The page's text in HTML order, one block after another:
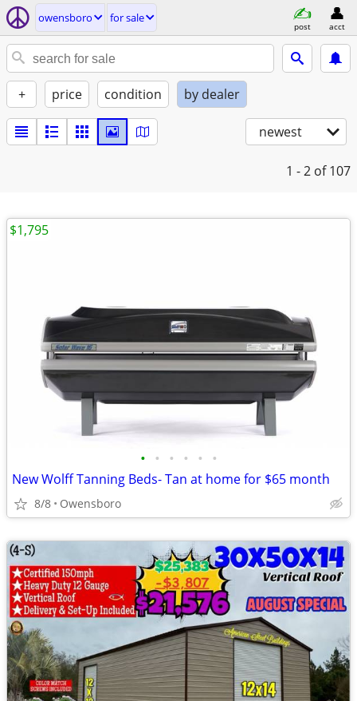
owensboro for sale
post acct
+ price condition by dealer
newest
1 - 2 of 107
• • • • • •
New Wolff Tanning Beds- Tan at home for $65 month
8/8 Owensboro
$1,795